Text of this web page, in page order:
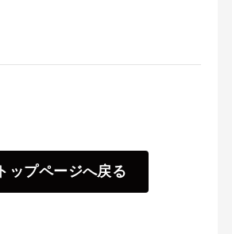
トップページへ戻る